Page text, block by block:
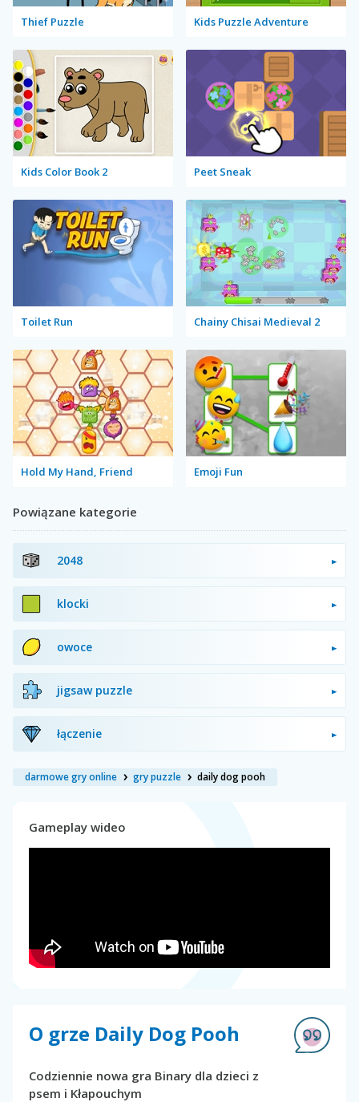
Thief Puzzle Kids Puzzle Adventure
Kids Color Book 2 Peet Sneak
Toilet Run Chainy Chisai Medieval 2
Hold My Hand, Friend Emoji Fun
Powiązane kategorie
2048
klocki
owoce
jigsaw puzzle
łączenie
darmowe gry online gry puzzle daily dog pooh
Gameplay wideo
O grze Daily Dog Pooh
Codziennie nowa gra Binary dla dzieci z
psem i Kłapouchym